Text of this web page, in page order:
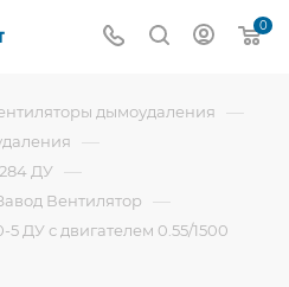
0
дымоудаления —
—
ДУ —
Вентилятор —
5 ДУ с двигателем 0.55/1500